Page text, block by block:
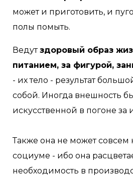
может и приготовить, и
полы помыть.
Ведутздоровый образ
питанием, за фигурой,
- их тело - результат
собой. Иногда внешность
искусственной в погоне за
Также она не может совсем
социуме - ибо она
необходимость в